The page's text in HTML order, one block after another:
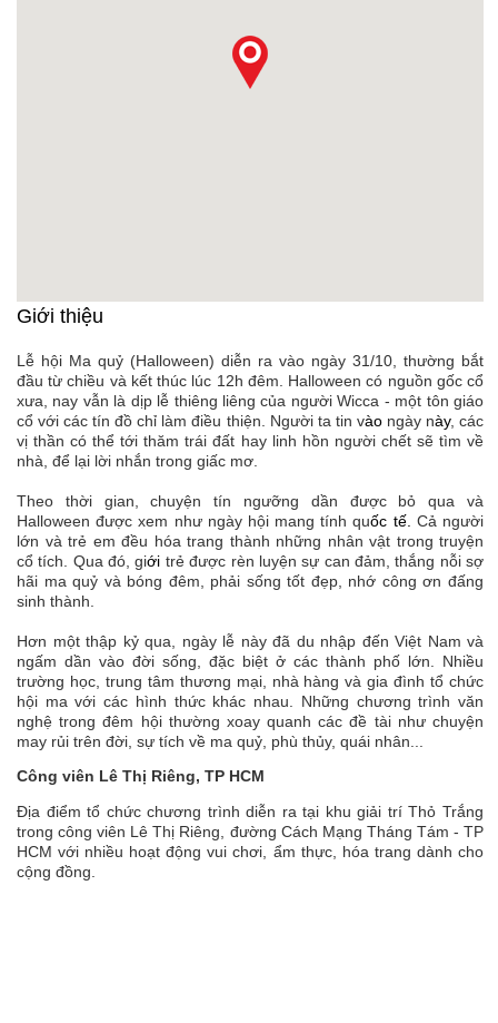
Giới thiệu
Lễ hội Ma quỷ (Halloween) diễn ra vào ngày 31/10, thường bắt
đầu từ chiều và kết thúc lúc 12h đêm. Halloween có nguồn gốc cổ
xưa, nay vẫn là dịp lễ thiêng liêng của người Wicca - một tôn giáo
cổ với các tín đồ chỉ làm điều thiện. Người ta tin vàongày này, các
vị thần có thể tới thăm trái đất hay linh hồn người chết sẽ tìm về
nhà, để lại lời nhắn trong giấc mơ.
Theo thời gian, chuyện tín ngưỡng dần được bỏ qua và
Halloween được xem như ngày hội mang tính quốc tế. Cả người
lớn và trẻ em đều hóa trang thành những nhân vật trong truyện
cổ tích. Qua đó, giới trẻ được rèn luyện sự can đảm, thắng nỗi sợ
hãi ma quỷ và bóng đêm, phải sống tốt đẹp, nhớ công ơn đấng
sinh thành.
Hơn một thập kỷ qua, ngày lễ này đã du nhập đến Việt Nam và
ngấm dần vào đời sống, đặc biệt ở các thành phố lớn. Nhiều
trường học, trung tâm thương mại, nhà hàng và gia đình tổ chức
hội ma với các hình thức khác nhau. Những chương trình văn
nghệ trong đêm hội thường xoay quanh các đề tài như chuyện
may rủi trên đời, sự tích về ma quỷ, phù thủy, quái nhân...
Công viên Lê Thị Riêng, TP HCM
Địa điểm tổ chức chương trình diễn ra tại khu giải trí Thỏ Trắng
trong công viên Lê Thị Riêng, đường Cách Mạng Tháng Tám - TP
HCM với nhiều hoạt động vui chơi, ẩm thực, hóa trang dành cho
cộng đồng.